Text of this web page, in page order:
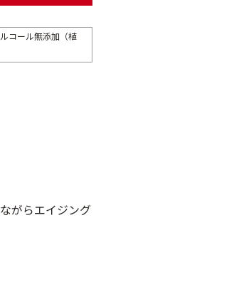
ール無添加（植
がらエイジング